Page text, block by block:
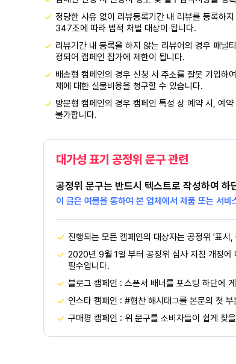
정당한 사유 없이 리뷰등록기간 내 리뷰를 등록하
347조에 따라 법적 처벌 대상이 됩니다.
리뷰기간 내 등록을 하지 않는 리뷰어의 경우 패널
정되어 캠페인 참가에 제한이 됩니다.
배송형 캠페인의 경우 신청 시 주소를 잘못 기입하
제에 대한 실물비용을 청구할 수 있습니다.
방문형 캠페인의 경우 캠페인 특성 상 예약 시, 예
불가합니다.
대가성 표기 공정위 문구 관련
공정위 문구는 반드시 텍스트로 작성하여 하
이 글은 여블을 통하여 본 업체에서 제품 또는 서비
진행되는 모든 캠페인의 대상자는 공정위 '표
2020년 9월 1일 부터 공정위 심사 지침 개정에
필수입니다.
블로그 캠페인 : 스폰서 배너를 포스팅 하단에
인스타 캠페인 : #협찬 해시태그를 본문의 첫 부
구매평 캠페인 : 위 문구를 소비자들이 쉽게 찾